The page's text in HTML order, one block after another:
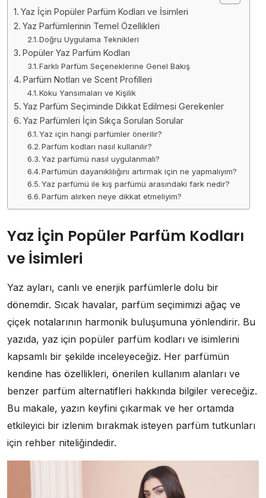
Yaz İçin Popüler Parfüm Kodları ve İsimleri
Yaz Parfümlerinin Temel Özellikleri
Doğru Uygulama Teknikleri
Popüler Yaz Parfüm Kodları
Farklı Parfüm Seçeneklerine Genel Bakış
Parfüm Notları ve Scent Profilleri
Koku Yansımaları ve Kişilik
Yaz Parfüm Seçiminde Dikkat Edilmesi Gerekenler
Yaz Parfümleri İçin Sıkça Sorulan Sorular
Yaz için hangi parfümler önerilir?
Parfüm kodları nasıl kullanılır?
Yaz parfümü nasıl uygulanmalı?
Parfümün dayanıklılığını artırmak için ne yapmalıyım?
Yaz parfümü ile kış parfümü arasındaki fark nedir?
Parfüm alırken neye dikkat etmeliyim?
Yaz İçin Popüler Parfüm Kodları
ve İsimleri
Yaz ayları, canlı ve enerjik parfümlerle dolu bir
dönemdir. Sıcak havalar, parfüm seçimimizi ağaç ve
çiçek notalarının harmonik buluşumuna yönlendirir. Bu
yazıda, yaz için popüler parfüm kodları ve isimlerini
kapsamlı bir şekilde inceleyeceğiz. Her parfümün
kendine has özellikleri, önerilen kullanım alanları ve
benzer parfüm alternatifleri hakkında bilgiler vereceğiz.
Bu makale, yazın keyfini çıkarmak ve her ortamda
etkileyici bir izlenim bırakmak isteyen parfüm tutkunları
için rehber niteliğindedir.